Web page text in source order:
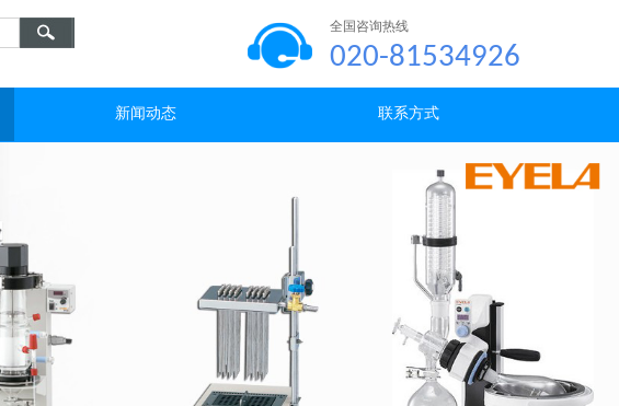
全国咨询热线
020-81534926
新闻动态 联系方式